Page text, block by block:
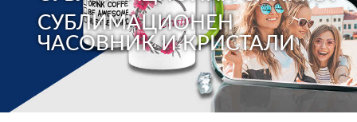
СУБЛИМАЦИОНЕН
ЧАСОВНИК И КРИСТАЛИ